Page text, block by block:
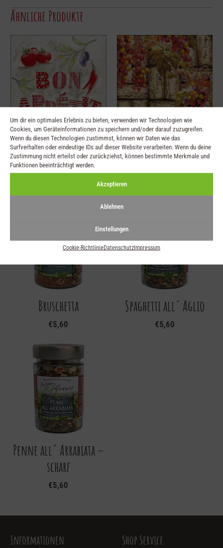
Um dir ein optimales Erlebnis zu bieten, verwenden wir Technologien wie
Cookies, um Geräteinformationen zu speichern und/oder darauf zuzugreifen.
Wenn du diesen Technologien zustimmst, können wir Daten wie das
Surfverhalten oder eindeutige IDs auf dieser Website verarbeiten. Wenn du deine
Zustimmung nicht erteilst oder zurückziehst, können bestimmte Merkmale und
Funktionen beeinträchtigt werden.
Akzeptieren
Ablehnen
Einstellungen
Cookie-RichtlinieDatenschutzImpressum
Ähnliche Produkte
Serviette Bon Appetit
33×33
Serviette mit Trauben
und Korken 25×25
Bruschetta
€5,60
Spaghetti all´ Aglio
€5,60
Penne all´ Arrabiata –
scharf
€5,60
Informationen Shop Service